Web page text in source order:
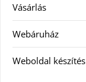
Vásárlás
Webáruház
Weboldal készítés